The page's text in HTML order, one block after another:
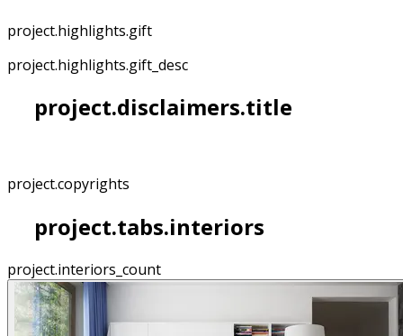
project.highlights.gift
project.highlights.gift_desc
project.disclaimers.title
project.copyrights
project.tabs.interiors
project.interiors_count